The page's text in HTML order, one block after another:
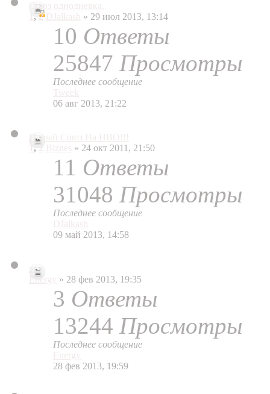
Союз однодневка.
,2 » 29 июл 2013, 13:14
10 Ответы
25847 Просмотры
Последнее сообщение
06 авг 2013, 21:22
Новый Союз На НВО!!!
,2 » 24 окт 2011, 21:50
11 Ответы
31048 Просмотры
Последнее сообщение
09 май 2013, 14:58
Energy
» 28 фев 2013, 19:35
3 Ответы
13244 Просмотры
Последнее сообщение
28 фев 2013, 19:59